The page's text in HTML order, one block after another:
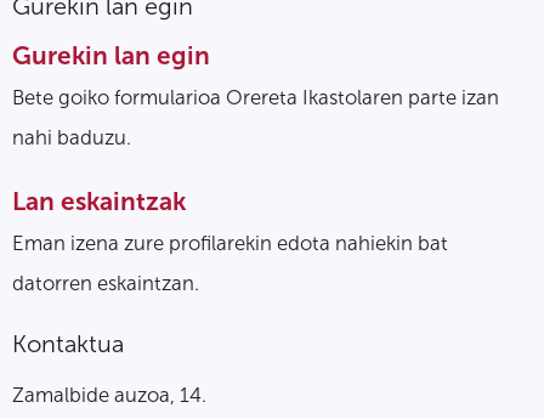
Gurekin lan egin
Bete goiko formularioa Orereta Ikastolaren parte izan
nahi baduzu.
Lan eskaintzak
Eman izena zure profilarekin edota nahiekin bat
datorren eskaintzan.
Kontaktua
Zamalbide auzoa, 14.